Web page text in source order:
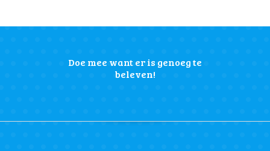
Doe mee want er is genoeg te
beleven!